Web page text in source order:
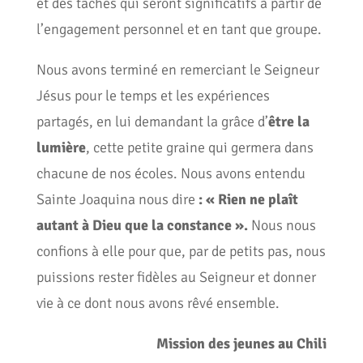
et des tâches qui seront significatifs à partir de
l’engagement personnel et en tant que groupe.
Nous avons terminé en remerciant le Seigneur
Jésus pour le temps et les expériences
partagés, en lui demandant la grâce d’être la
lumière, cette petite graine qui germera dans
chacune de nos écoles. Nous avons entendu
Sainte Joaquina nous dire : « Rien ne plaît
autant à Dieu que la constance ».Nous nous
confions à elle pour que, par de petits pas, nous
puissions rester fidèles au Seigneur et donner
vie à ce dont nous avons rêvé ensemble.
Mission des jeunes au Chili